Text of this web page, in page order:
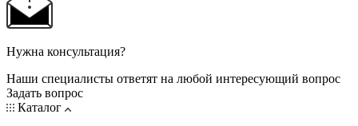
Нужна консультация?
Наши специалисты ответят на любой интересующий вопрос
Задать вопрос
Каталог